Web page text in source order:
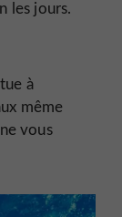
les jours.
à
même
vous